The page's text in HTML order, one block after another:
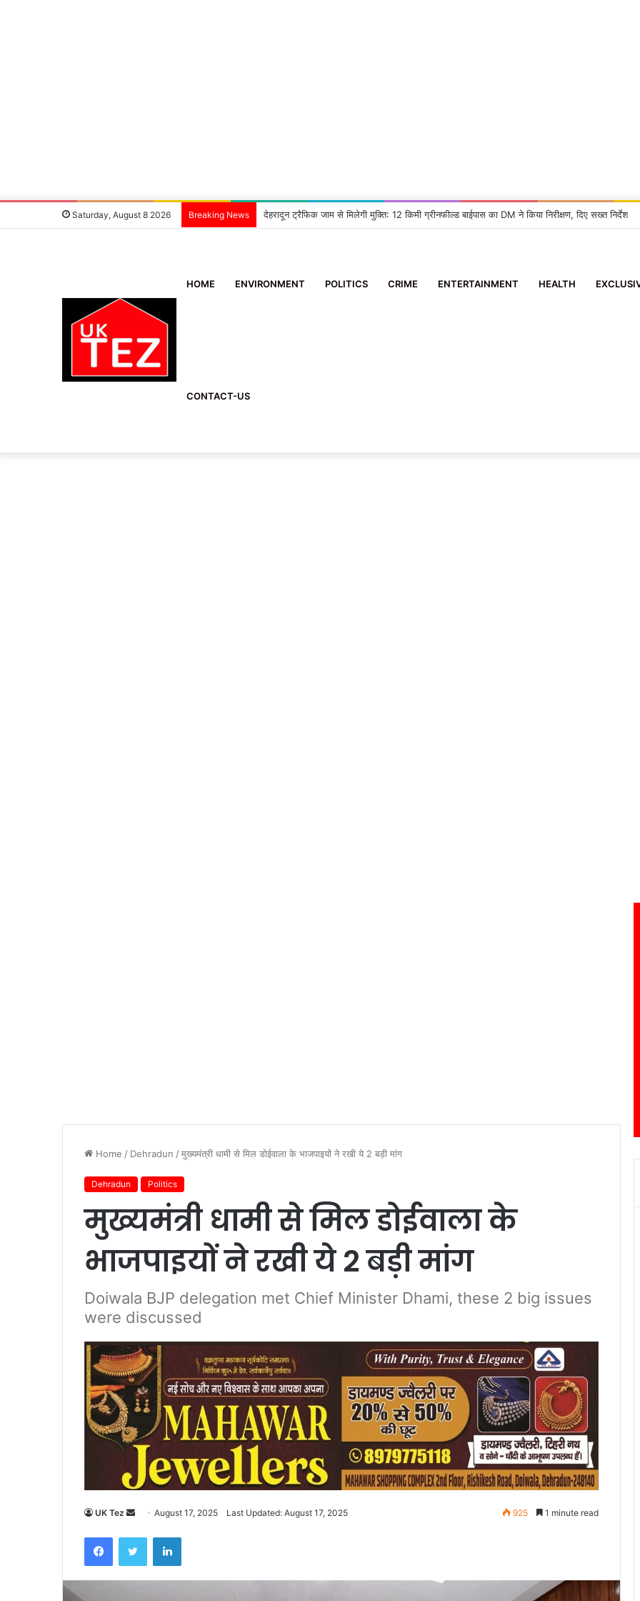
Saturday, August 8 2026 Breaking News देहरादून ट्रैफिक जाम से मिलेगी मुक्ति: 12 किमी ग्रीनफील्ड बाईपास का DM ने किया निरीक्षण, दिए सख्त निर्देश
HOME ENVIRONMENT POLITICS CRIME ENTERTAINMENT HEALTH
CONTACT-US
Home / Dehradun /मुख्यमंत्री धामी से मिल डोईवाला के भाजपाइयों ने रखी ये 2 बड़ी मांग
Dehradun Politics
मुख्यमंत्री धामी से मिल डोईवाला के
भाजपाइयों ने रखी ये 2 बड़ी मांग
Doiwala BJP delegation met Chief Minister Dhami, these 2 big issues
were discussed
UK Tez
n
d
a
August 17, 2025 Last Updated: August 17, 2025 925 1 minute read